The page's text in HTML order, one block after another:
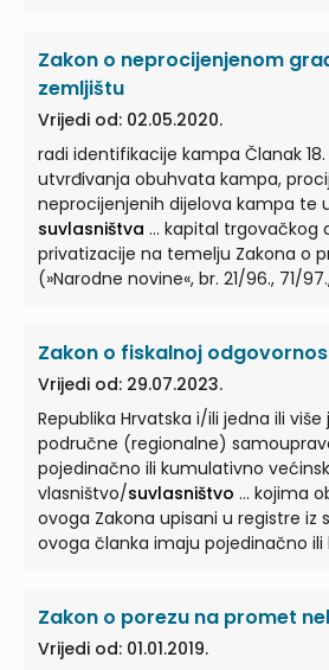
Zakon o neprocijenjenom
zemljištu
Vrijedi od: 02.05.2020.
radi identifikacije kampa Članak 18.
utvrđivanja obuhvata kampa,
neprocijenjenih dijelova kampa te
suvlasništva ... kapital trgovačkog društva u postupku
privatizacije na temelju Zakona o
(»Narodne novine«, br. 21/96., 71/
Suvlasnička zajednica iz članka 28.
Zakona razvrgava se na način ... PRIJELAZNE I ZAVRŠNE
ODREDBE Uređenje odnosa u
utvrđen omjersuvlasništvaČlanak 33. ...
stupanja na snagu ovoga Zakona
Hrvatske i trgovačkog društva
suvlasništvau kampu sukladno
Zakon o fiskalnoj
Vrijedi od: 29.07.2023.
Republika Hrvatska i/ili jedna ili
područne (regionalne)
pojedinačno ili kumulativno
vlasništvo/suvlasništvo ... kojima obveznici primjene
ovoga Zakona upisani u registre iz
ovoga članka imaju pojedinačno
jedne ili više jedinica lokalne i
samouprave ili u vlasništvu/
Zakon o porezu na promet
Vrijedi od: 01.01.2019.